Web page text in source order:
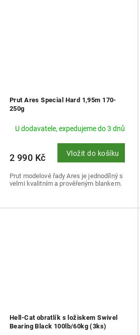
Prut Ares Special Hard 1,95m 170-
250g
U dodavatele, expedujeme do 3 dnů
2 990 Kč Vložit do košíku
Prut modelové řady Ares je jednodílný s
velmi kvalitním a prověřeným blankem.
Hell-Cat obratlík s ložiskem Swivel
Bearing Black 100lb/60kg (3ks)